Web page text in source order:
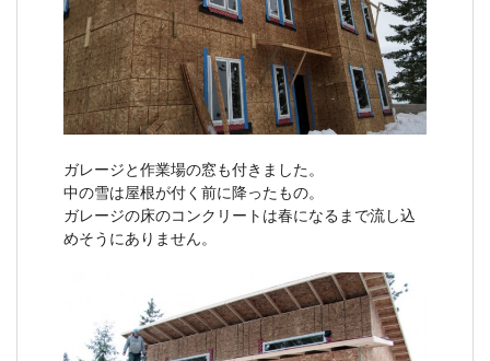
ガレージと作業場の窓も付きました。
中の雪は屋根が付く前に降ったもの。
ガレージの床のコンクリートは春になるまで流し込
めそうにありません。